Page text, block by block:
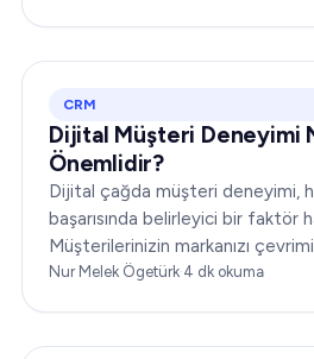
CRM
Dijital Müşteri Deneyimi
Önemlidir?
Dijital çağda müşteri deneyimi,
başarısında belirleyici bir faktör
Müşterilerinizin markanızı
algıladığı ve markanızla nasıl
Nur Melek Ögetürk·4 dk okuma